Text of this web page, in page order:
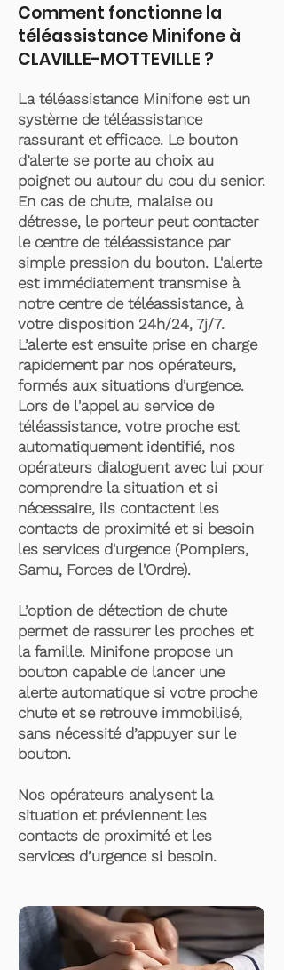
Comment fonctionne la
téléassistance Minifone à
CLAVILLE-MOTTEVILLE ?
La téléassistance Minifone est un
système de téléassistance
rassurant et efficace. Le bouton
d’alerte se porte au choix au
poignet ou autour du cou du senior.
En cas de chute, malaise ou
détresse, le porteur peut contacter
le centre de téléassistance par
simple pression du bouton. L'alerte
est immédiatement transmise à
notre centre de téléassistance, à
votre disposition 24h/24, 7j/7.
L’alerte est ensuite prise en charge
rapidement par nos opérateurs,
formés aux situations d'urgence.
Lors de l'appel au service de
téléassistance, votre proche est
automatiquement identifié, nos
opérateurs dialoguent avec lui pour
comprendre la situation et si
nécessaire, ils contactent les
contacts de proximité et si besoin
les services d'urgence (Pompiers,
Samu, Forces de l'Ordre).
L’option de détection de chute
permet de rassurer les proches et
la famille. Minifone propose un
bouton capable de lancer une
alerte automatique si votre proche
chute et se retrouve immobilisé,
sans nécessité d’appuyer sur le
bouton.
Nos opérateurs analysent la
situation et préviennent les
contacts de proximité et les
services d’urgence si besoin.